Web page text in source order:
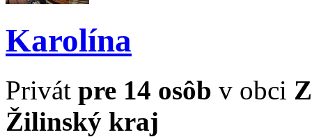
Karolína
Privát pre 14 osôb v obci
Žilinský kraj